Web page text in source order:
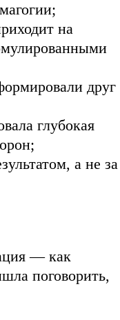
на
друг
глубокая
а не за
— как
поговорить,